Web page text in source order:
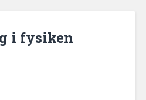
i fysiken